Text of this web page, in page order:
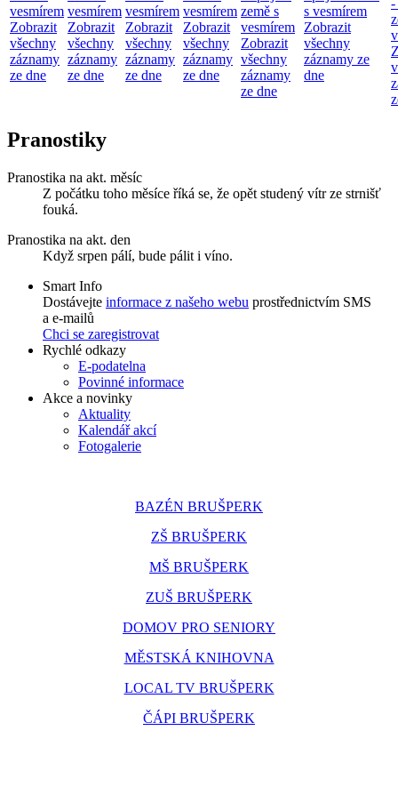
vesmírem
Zobrazit
všechny
záznamy
ze dne
vesmírem
Zobrazit
všechny
záznamy
ze dne
vesmírem
Zobrazit
všechny
záznamy
ze dne
vesmírem
Zobrazit
všechny
záznamy
ze dne
země s
vesmírem
Zobrazit
všechny
záznamy
ze dne
s vesmírem
Zobrazit
všechny
záznamy ze
dne
-
Pranostiky
Pranostika na akt. měsíc
Z počátku toho měsíce říká se, že opět studený vítr ze strnišť
fouká.
Pranostika na akt. den
Když srpen pálí, bude pálit i víno.
Smart Info
Dostávejte informace z našeho webu prostřednictvím SMS
a e-mailů
Chci se zaregistrovat
Rychlé odkazy
E-podatelna
Povinné informace
Akce a novinky
Aktuality
Kalendář akcí
Fotogalerie
BAZÉN BRUŠPERK
ZŠ BRUŠPERK
MŠ BRUŠPERK
ZUŠ BRUŠPERK
DOMOV PRO SENIORY
MĚSTSKÁ KNIHOVNA
LOCAL TV BRUŠPERK
ČÁPI BRUŠPERK